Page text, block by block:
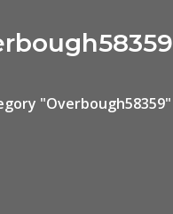
"Overbough58359"